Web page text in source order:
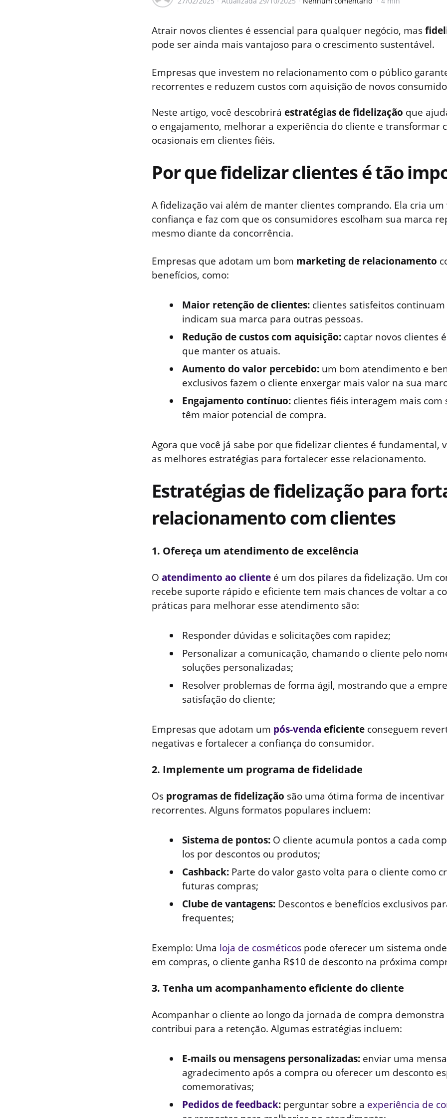
Atrair novos clientes é essencial para qualquer negócio, mas
pode ser ainda mais vantajoso para o crescimento sustentável.
Empresas que investem no relacionamento com o público
recorrentes e reduzem custos com aquisição de novos
Neste artigo, você descobrirá estratégias de fidelização que
o engajamento, melhorar a experiência do cliente e transformar
ocasionais em clientes fiéis.
Por que fidelizar clientes é tão
A fidelização vai além de manter clientes comprando. Ela cria
confiança e faz com que os consumidores escolham sua marca
mesmo diante da concorrência.
Empresas que adotam um bom marketing de relacionamento
benefícios, como:
Maior retenção de clientes: clientes satisfeitos
indicam sua marca para outras pessoas.
Redução de custos com aquisição: captar novos clientes
que manter os atuais.
Aumento do valor percebido: um bom atendimento e
exclusivos fazem o cliente enxergar mais valor na sua
Engajamento contínuo: clientes fiéis interagem mais com
têm maior potencial de compra.
Agora que você já sabe por que fidelizar clientes é fundamental,
as melhores estratégias para fortalecer esse relacionamento.
Estratégias de fidelização para
relacionamento com clientes
1. Ofereça um atendimento de excelência
O atendimento ao cliente é um dos pilares da fidelização. Um
recebe suporte rápido e eficiente tem mais chances de voltar a
práticas para melhorar esse atendimento são:
Responder dúvidas e solicitações com rapidez;
Personalizar a comunicação, chamando o cliente pelo
soluções personalizadas;
Resolver problemas de forma ágil, mostrando que a
satisfação do cliente;
Empresas que adotam um pós-venda eficiente conseguem
negativas e fortalecer a confiança do consumidor.
2. Implemente um programa de fidelidade
Os programas de fidelização são uma ótima forma de
recorrentes. Alguns formatos populares incluem:
Sistema de pontos: O cliente acumula pontos a cada
los por descontos ou produtos;
Cashback: Parte do valor gasto volta para o cliente como
futuras compras;
Clube de vantagens: Descontos e benefícios exclusivos
frequentes;
Exemplo: Uma loja de cosméticos pode oferecer um sistema
em compras, o cliente ganha R$10 de desconto na próxima
3. Tenha um acompanhamento eficiente do cliente
Acompanhar o cliente ao longo da jornada de compra
contribui para a retenção. Algumas estratégias incluem:
E-mails ou mensagens personalizadas: enviar uma
agradecimento após a compra ou oferecer um desconto
comemorativas;
Pedidos de feedback: perguntar sobre a experiência de